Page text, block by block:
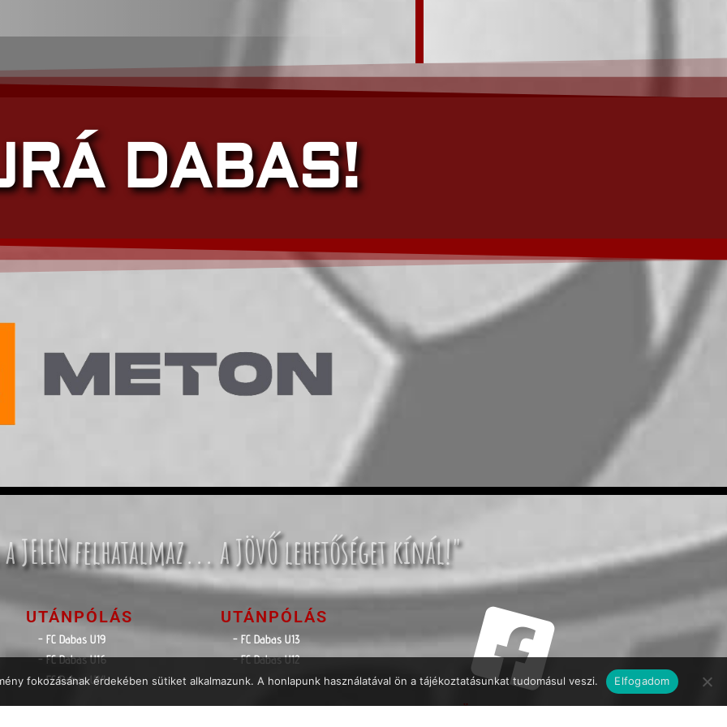
DABAS!
JELEN felhatalmaz... a JÖVŐ lehetőséget kínál!"
UTÁNPÓLÁS
- FC Dabas U19
- FC Dabas U16
- FC Dabas U14
UTÁNPÓLÁS
- FC Dabas U13
- FC Dabas U12
KÖVESSEN MINKET!
fokozásának érdekében sütiket alkalmazunk. A honlapunk használatával ön a tájékoztatásunkat tudomásul veszi. Elfogadom